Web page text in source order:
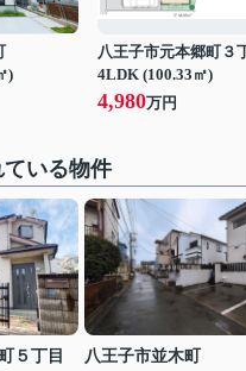
)
八王子市元本郷町３
4LDK (100.33㎡)
4,980万円
いる物件
５丁目
八王子市並木町